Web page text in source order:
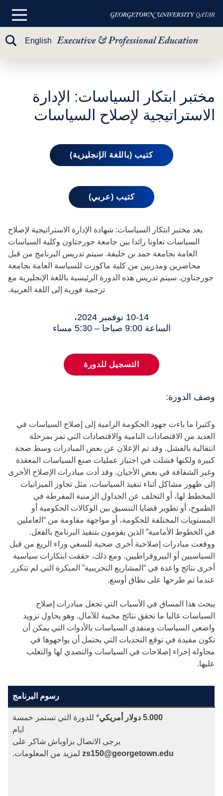
المحتوى
الرئيسي
القائمة
English
­­مختبر ابتكار السياسات: الإدارة
الاستراتيجية لإصلاح السياسات
كتيب (باللغة الإنجليزية)
كتيب (عربي)
يعد مختبر ابتكار السياسات: شهادة الإدارة الاستراتيجية لإصلاح
السياسات تعاونا رائدا بين جامعة جورجتاون وكلية السياسات
العامة بجامعة حمد بن خليفة. سيتم تدريس البرنامج من قبل
محاضرين ومدربين من كلية ماكورت للسياسة العامة بجامعة
جورجتاون. سيتم تدريس هذه الدورة الرئيسية باللغة الإنجليزية مع
ترجمة فورية إلى اللغة العربية.
10-14 نوفمبر 2024،
الساعة 9:00 صباحا – 5:30 مساء
التسجيل للدورة
وصف الدورة:
وكثيرا ما باءت جهود الحكومة الرامية إلى إصلاح السياسات في
العديد من الاقتصادات النامية والاقتصادات التي تمر بمرحلة
انتقالية بالفشل. وقد تم الإعلان عن بعض المبادرات وسط ضجة
كبيرة ولكنها فشلت في اجتياز عمليات صنع السياسات المعقدة
وغير الشفافة في بعض الأحيان. وقد أدت مبادرات الإصلاح الأخرى
إلى ظهور مشاكل أثناء تنفيذ السياسات، مثل تجاوز الميزانيات
المخطط لها، أو التخلف عن الجداول الزمنية المفرطة في
الطموح، أو تطوير قضايا التنسيق بين الوكالات الحكومية أو
المستويات المختلفة للحكومة، أو مواجهة مقاومة من “العاملين
في الخطوط الأمامية” الذين يقومون بتنفيذ البرنامج بالفعل.
ووقعت مبادرات إصلاحية أخرى ضحية للسعي وراء الريع من قبل
السياسيين أو البيروقراطيين. ومع ذلك، حققت ابتكارات سياسية
أخرى نتائج واعدة في “المشاريع التجريبية” المبكرة التي لم تتكرر
عندما تم طرحها على نطاق أوسع.
يبحث هذا المساق في الأسباب التي تجعل مبادرات إصلاح
السياسات غالبا ما تحقق نتائج مخيبة للآمال. وهو يحاول تزويد
واضعي السياسات ومنفذي السياسات بالأدوات التي يمكن أن
تكون مفيدة في توقع التحديات التي يحتمل أن يواجهوها في
محاولة إجراء إصلاحات في السياسات والتصدي لها والتغلب
عليها.
رسوم البرنامج
* للدورة التي تستمر خمسة
ايام
يرجى الاتصال بزاوباش شاكر على
zs150@georgetown.edu لمزيد من المعلومات.